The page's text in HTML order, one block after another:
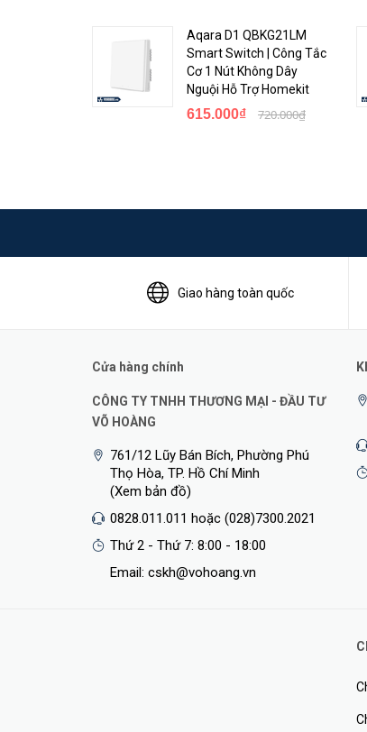
chúng từ cùng một trung tâm điều khiển.
Với các tính năng tiện ích và đa chức năng,
trong gia đình của mình.
Camera An Ninh Tích Hợp Hub Trung Tâm
camera 1080p Full HD, bạn có thể giám sát các
Aqara D1 QBKG21LM
Smart Switch | Công Tắc
Cơ 1 Nút Không Dây
Nguội Hỗ Trợ Homekit
615.000₫ 720.000₫
Giao hàng toàn quốc
Cửa hàng chính
CÔNG TY TNHH THƯƠNG MẠI - ĐẦU TƯ
VÕ HOÀNG
761/12 Lũy Bán Bích, Phường Phú
Thọ Hòa, TP. Hồ Chí Minh
(Xem bản đồ)
0828.011.011 hoặc (028)7300.2021
Thứ 2 - Thứ 7: 8:00 - 18:00
Email: cskh@vohoang.vn